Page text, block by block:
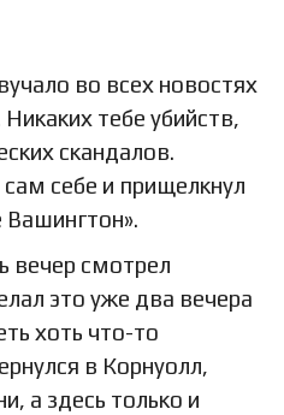
во всех новостях
тебе убийств,
скандалов.
себе и прищелкнул
вечер смотрел
это уже два вечера
хоть что-то
в Корнуолл,
а здесь только и